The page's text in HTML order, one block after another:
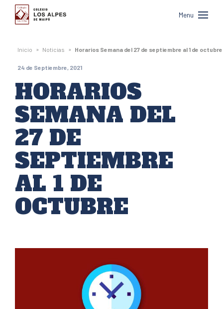
Colegio
Los
Alpes
de
Maipú
Menu
Inicio » Noticias » Horarios Semana del 27 de septiembre al 1 de octubre
24 de Septiembre, 2021
HORARIOS
SEMANA DEL
27 DE
SEPTIEMBRE
AL 1 DE
OCTUBRE